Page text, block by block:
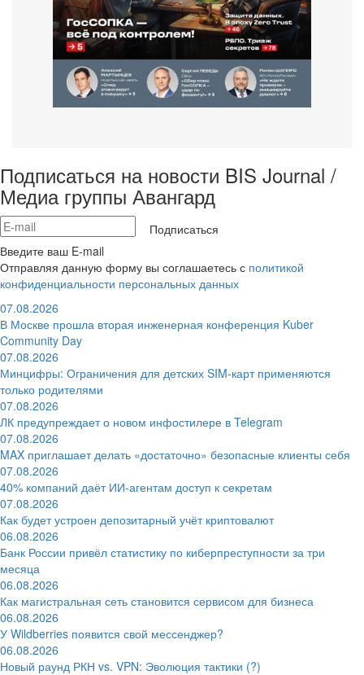
Подписаться на новости BIS Journal /
Медиа группы Авангард
Подписаться
Введите ваш E-mail
Отправляя данную форму вы соглашаетесь с политикой
конфиденциальности персональных данных
07.08.2026
В Москве прошла вторая инженерная конференция Kuber
Community Day
07.08.2026
Минцифры: Ограничения для детских SIM-карт применяются
только родителями
07.08.2026
ЛК предупреждает о новом инфостилере в Telegram
07.08.2026
MAX приглашает делать «достаточно» безопасные клиенты себя
07.08.2026
40% компаний даёт ИИ‑агентам доступ к секретам
07.08.2026
Как будет устроен депозитарный учёт криптовалют
06.08.2026
Банк России привёл статистику по киберпреступности за три
месяца
06.08.2026
Как магистральная сеть становится сервисом для бизнеса
06.08.2026
У Wildberries появится свой мессенджер?
06.08.2026
Новый раунд РКН vs. VPN: Эволюция тактики (?)